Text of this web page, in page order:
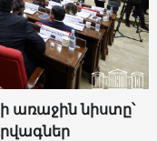
առաջին նիստը՝